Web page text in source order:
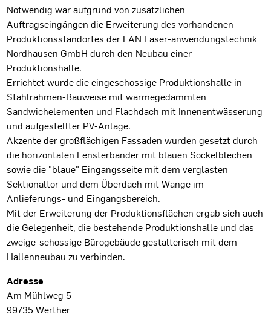
Notwendig war aufgrund von zusätzlichen
Auftragseingängen die Erweiterung des vorhandenen
Produktionsstandortes der LAN Laser-anwendungstechnik
Nordhausen GmbH durch den Neubau einer
Produktionshalle.
Errichtet wurde die eingeschossige Produktionshalle in
Stahlrahmen-Bauweise mit wärmegedämmten
Sandwichelementen und Flachdach mit Innenentwässerung
und aufgestellter PV-Anlage.
Akzente der großflächigen Fassaden wurden gesetzt durch
die horizontalen Fensterbänder mit blauen Sockelblechen
sowie die "blaue" Eingangsseite mit dem verglasten
Sektionaltor und dem Überdach mit Wange im
Anlieferungs- und Eingangsbereich.
Mit der Erweiterung der Produktionsflächen ergab sich auch
die Gelegenheit, die bestehende Produktionshalle und das
zweige-schossige Bürogebäude gestalterisch mit dem
Hallenneubau zu verbinden.
Projektdaten
Adresse
Am Mühlweg 5
99735 Werther